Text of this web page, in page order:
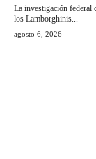
La investigación federal
los Lamborghinis...
agosto 6, 2026